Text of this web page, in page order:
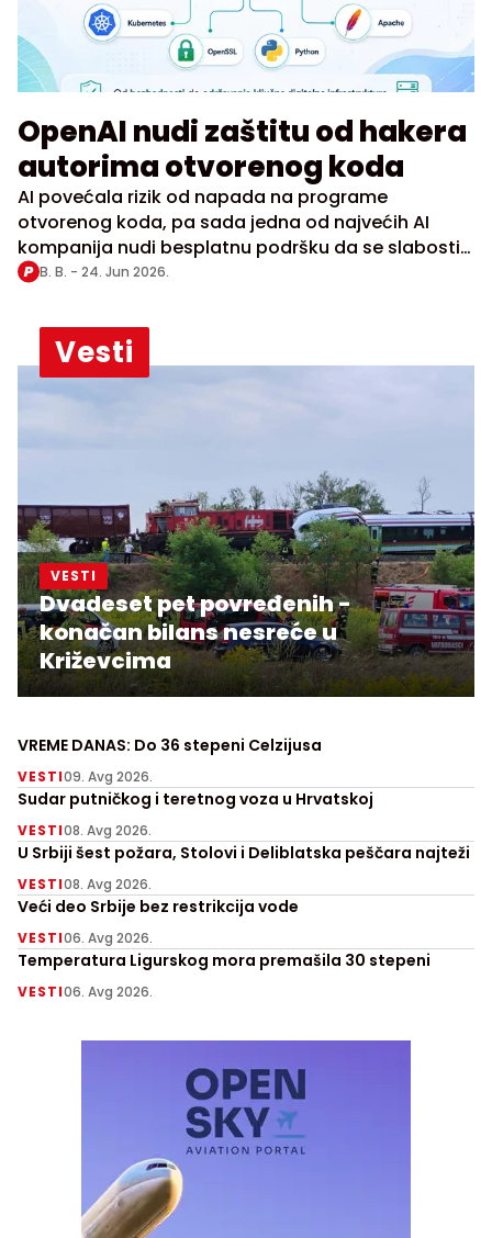
OpenAI nudi zaštitu od hakera
autorima otvorenog koda
AI povećala rizik od napada na programe
otvorenog koda, pa sada jedna od najvećih AI
kompanija nudi besplatnu podršku da se slabosti
pokriju
B. B. - 24. Jun 2026.
Vesti
VESTI
Dvadeset pet povređenih -
konačan bilans nesreće u
Križevcima
VREME DANAS: Do 36 stepeni Celzijusa
VESTI09. Avg 2026.
Sudar putničkog i teretnog voza u Hrvatskoj
VESTI08. Avg 2026.
U Srbiji šest požara, Stolovi i Deliblatska peščara najteži
VESTI08. Avg 2026.
Veći deo Srbije bez restrikcija vode
VESTI06. Avg 2026.
Temperatura Ligurskog mora premašila 30 stepeni
VESTI06. Avg 2026.